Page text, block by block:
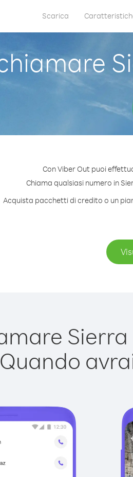
Scarica
Con Viber Out puoi
Chiama qualsiasi numero in
Acquista pacchetti di credito o un
Quando